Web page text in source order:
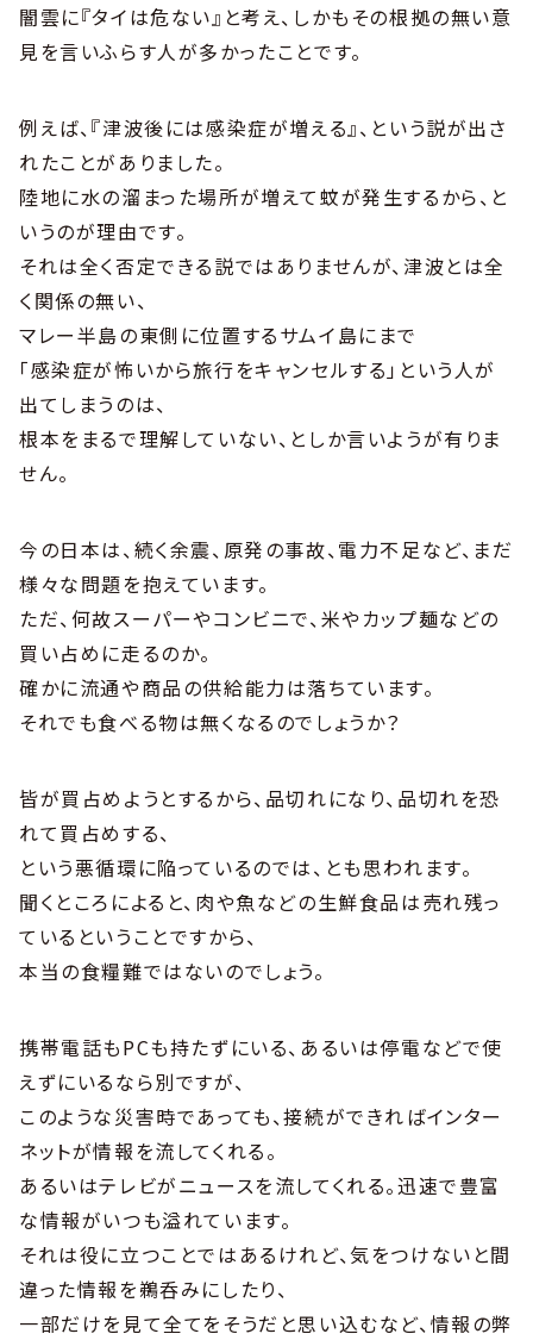
闇雲に『タイは危ない』と考え、しかもその根拠の無い意
見を言いふらす人が多かったことです。
例えば、『津波後には感染症が増える』、という説が出さ
れたことがありました。
陸地に水の溜まった場所が増えて蚊が発生するから、と
いうのが理由です。
それは全く否定できる説ではありませんが、津波とは全
く関係の無い、
マレー半島の東側に位置するサムイ島にまで
「感染症が怖いから旅行をキャンセルする」という人が
出てしまうのは、
根本をまるで理解していない、としか言いようが有りま
せん。
今の日本は、続く余震、原発の事故、電力不足など、まだ
様々な問題を抱えています。
ただ、何故スーパーやコンビニで、米やカップ麺などの
買い占めに走るのか。
確かに流通や商品の供給能力は落ちています。
それでも食べる物は無くなるのでしょうか？
皆が買占めようとするから、品切れになり、品切れを恐
れて買占めする、
という悪循環に陥っているのでは、とも思われます。
聞くところによると、肉や魚などの生鮮食品は売れ残っ
ているということですから、
本当の食糧難ではないのでしょう。
携帯電話もPCも持たずにいる、あるいは停電などで使
えずにいるなら別ですが、
このような災害時であっても、接続ができればインター
ネットが情報を流してくれる。
あるいはテレビがニュースを流してくれる。迅速で豊富
な情報がいつも溢れています。
それは役に立つことではあるけれど、気をつけないと間
違った情報を鵜呑みにしたり、
一部だけを見て全てをそうだと思い込むなど、情報の弊